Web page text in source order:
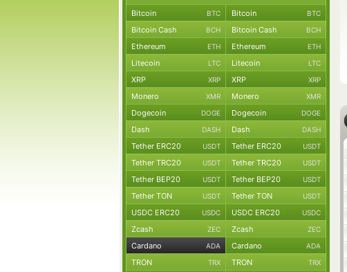
Bitcoin BTC Bitcoin BTC
Bitcoin Cash BCH Bitcoin Cash BCH
Ethereum ETH Ethereum ETH
Litecoin LTC Litecoin LTC
XRP XRP XRP XRP
Monero XMR Monero XMR
Dogecoin DOGE Dogecoin DOGE
Dash DASH Dash DASH
Tether ERC20 USDT Tether ERC20 USDT
Tether TRC20 USDT Tether TRC20 USDT
Tether BEP20 USDT Tether BEP20 USDT
Tether TON USDT Tether TON USDT
USDC ERC20 USDC USDC ERC20 USDC
Zcash ZEC Zcash ZEC
Cardano ADA Cardano ADA
TRON TRX TRON TRX